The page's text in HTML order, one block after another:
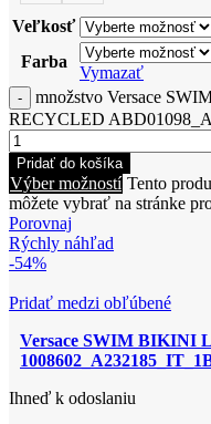
Veľkosť
Farba
Vymazať
množstvo Versace
RECYCLED
Pridať do košíka
Výber možností Tento
môžete vybrať na stránke
Porovnaj
Rýchly náhľad
-54%
Pridať medzi obľúbené
Versace SWIM BIKINI
Ihneď k odoslaniu